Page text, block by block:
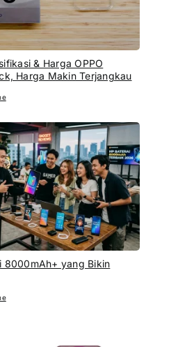
& Harga OPPO
Harga Makin Terjangkau
8000mAh+ yang Bikin